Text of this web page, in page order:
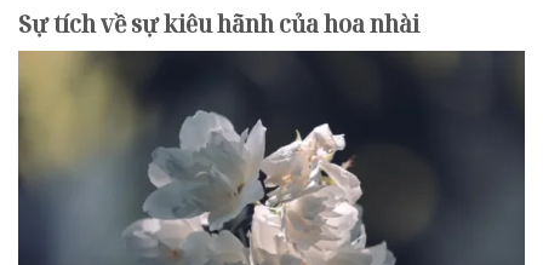
Sự tích về sự kiêu hãnh của hoa nhài